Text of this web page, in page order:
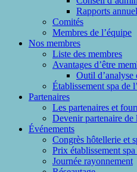
Rapports
Comités
Membres de l’équipe
Nos membres
Liste des membres
Avantages d’être
Outil d’analyse
Établissement spa de
Partenaires
Les partenaires et
Devenir partenaire de
Événements
Congrès hôtellerie et
Prix établissement spa
Journée rayonnement